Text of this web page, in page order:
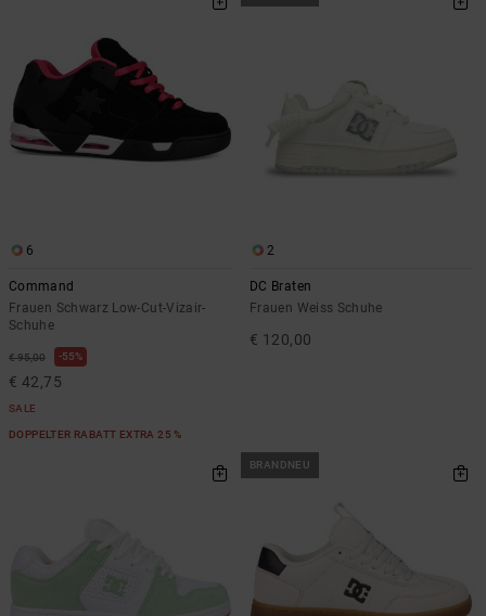
6
Command
Frauen Schwarz Low-Cut-Vizair-
Schuhe
€ 95,00 55%
€ 42,75
SALE
DOPPELTER RABATT EXTRA 25 %
2
DC Braten
Frauen Weiss Schuhe
€ 120,00
BRANDNEU